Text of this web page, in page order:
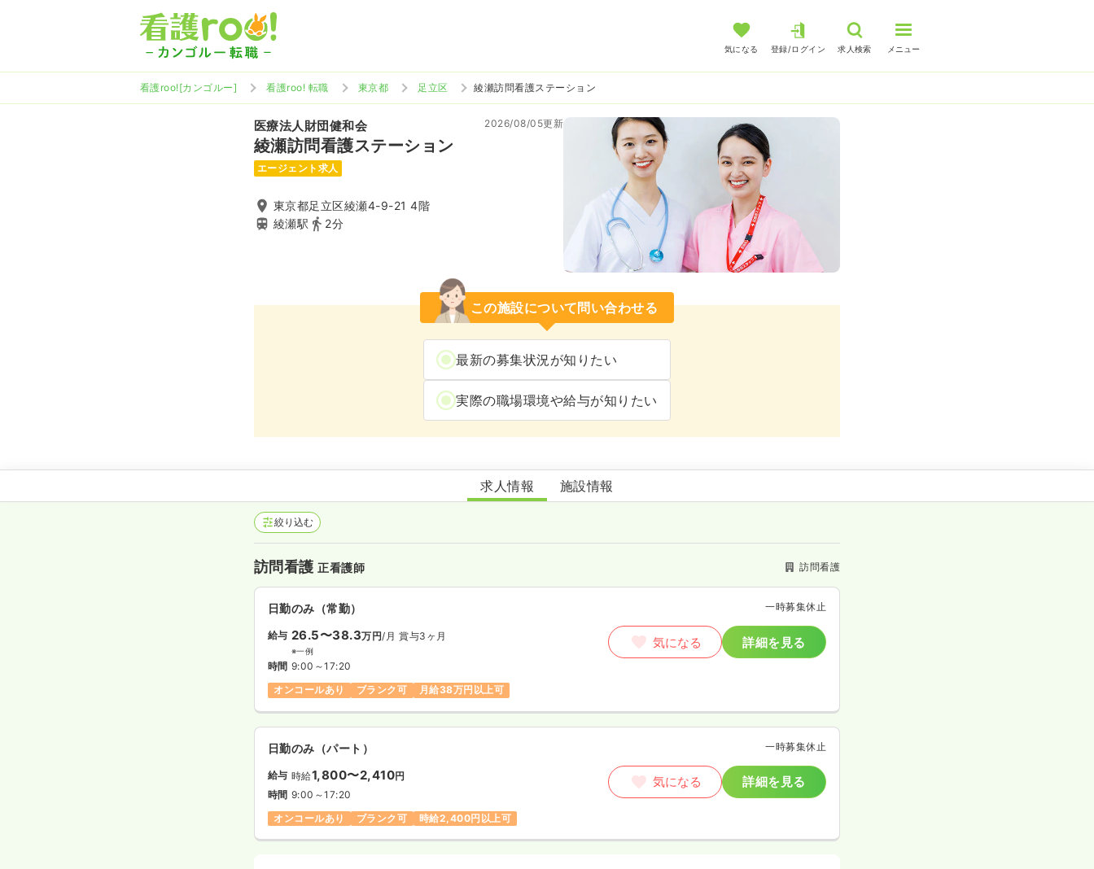
気になる 登録/ログイン 求人検索 メニュー
看護roo![カンゴルー] 看護roo! 転職 東京都 足立区 綾瀬訪問看護ステーション
医療法人財団健和会
綾瀬訪問看護ステーション
2026/08/05更新
エージェント求人
東京都足立区綾瀬4-9-21 4階
綾瀬駅
2分
この施設について問い合わせる
最新の募集状況が知りたい
実際の職場環境や給与が知りたい
綾瀬訪問看護ステーション
求人情報 施設情報
絞り込む
訪問看護正看護師 訪問看護
日勤のみ（常勤） 一時募集休止
給与 26.5〜38.3万円/月 賞与3ヶ月
※一例
時間 9:00～17:20
オンコールあり
ブランク可 月給38万円以上可
気になる 詳細を見る
日勤のみ（パート） 一時募集休止
給与 時給1,800〜2,410円
時間 9:00～17:20
オンコールあり
ブランク可 時給2,400円以上可
気になる 詳細を見る